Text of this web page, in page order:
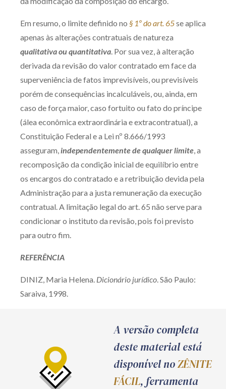
Em resumo, o limite definido no § 1º do art. 65se aplica
apenas às alterações contratuais de natureza
qualitativa ou quantitativa. Por sua vez, à alteração
derivada da revisão do valor contratado em face da
superveniência de fatos imprevisíveis, ou previsíveis
porém de consequências incalculáveis, ou, ainda, em
caso de força maior, caso fortuito ou fato do príncipe
(álea econômica extraordinária e extracontratual), a
Constituição Federal e a Lei nº 8.666/1993
asseguram,independentemente de qualquer limite, a
recomposição da condição inicial de equilíbrio entre
os encargos do contratado e a retribuição devida pela
Administração para a justa remuneração da execução
contratual. A limitação legal do art. 65 não serve para
condicionar o instituto da revisão, pois foi previsto
para outro fim.
REFERÊNCIA
DINIZ, Maria Helena. Dicionário jurídico. São Paulo:
Saraiva, 1998.
A versão completa
deste material está
disponível noZÊNITE
FÁCIL, ferramenta